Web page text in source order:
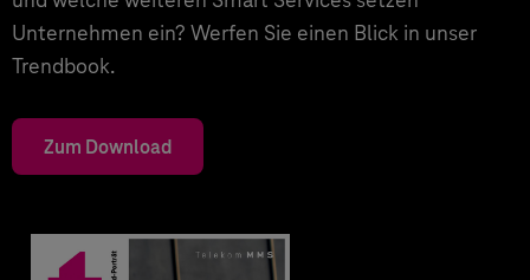
Unternehmen ein? Werfen Sie einen Blick in unser
Trendbook.
Zum Download